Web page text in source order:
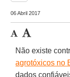
06 Abril 2017
Não existe
agrotóxicos no
dados